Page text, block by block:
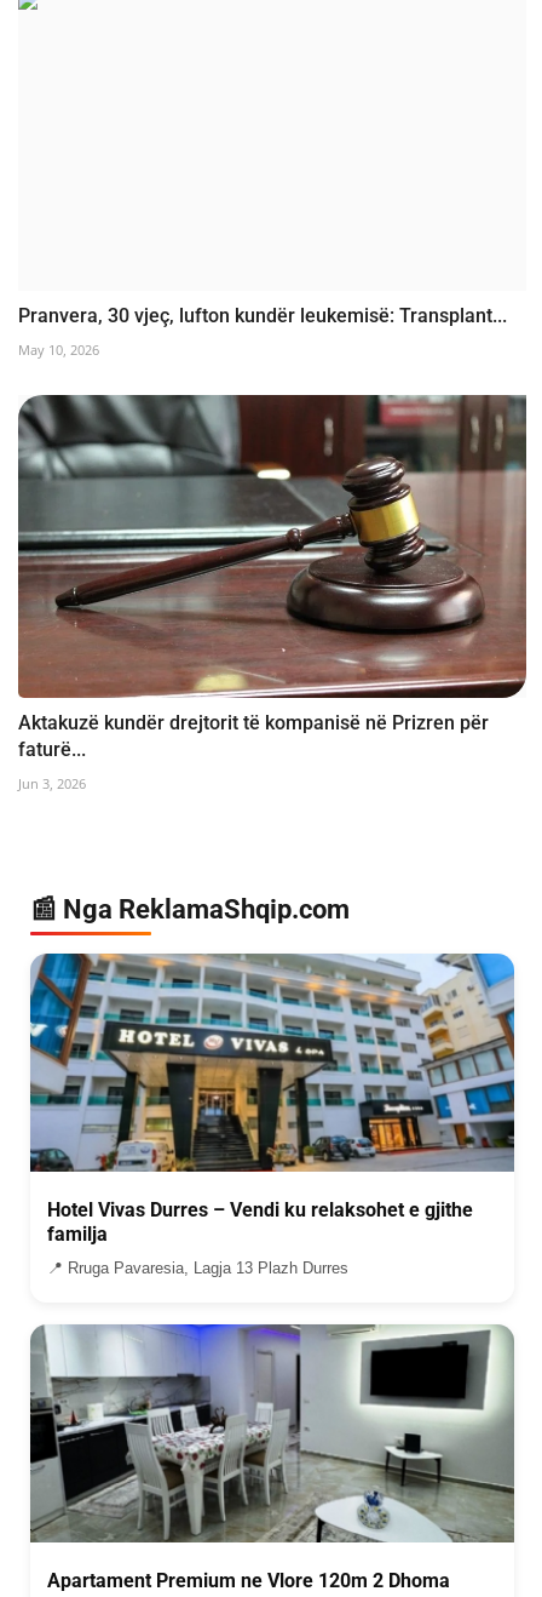
Pranvera, 30 vjeç, lufton kundër leukemisë: Transplant...
May 10, 2026
Aktakuzë kundër drejtorit të kompanisë në Prizren për
faturë...
Jun 3, 2026
📰 Nga ReklamaShqip.com
Hotel Vivas Durres – Vendi ku relaksohet e gjithe
familja
📍 Rruga Pavaresia, Lagja 13 Plazh Durres
Apartament Premium ne Vlore 120m 2 Dhoma